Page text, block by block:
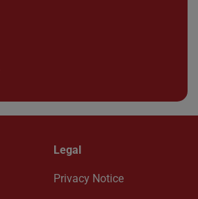
Legal
Privacy Notice